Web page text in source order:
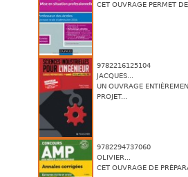
CET OUVRAGE PERMET DE
9782216125104
JACQUES...
UN OUVRAGE
PROJET...
9782294737060
OLIVIER...
CET OUVRAGE DE